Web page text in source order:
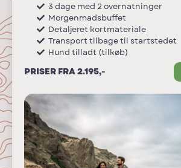
3 dage med 2 overnatninger
Morgenmadsbuffet
Detaljeret kortmateriale
Transport tilbage til startstedet
Hund tilladt (tilkøb)
PRISER FRA 2.195,-